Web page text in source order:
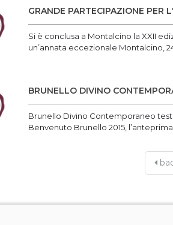
GRANDE PARTECIPAZIONE PER
Si è conclusa a Montalcino la XXII
un’annata eccezionale Montalcino, 24
BRUNELLO DIVINO
Brunello Divino Contemporaneo
Benvenuto Brunello 2015, l’anteprima